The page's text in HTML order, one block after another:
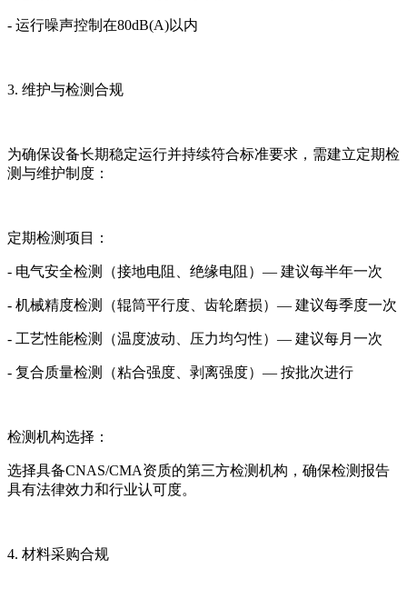
- 运行噪声控制在80dB(A)以内
3. 维护与检测合规
为确保设备长期稳定运行并持续符合标准要求，需建立定期检
测与维护制度：
定期检测项目：
- 电气安全检测（接地电阻、绝缘电阻）— 建议每半年一次
- 机械精度检测（辊筒平行度、齿轮磨损）— 建议每季度一次
- 工艺性能检测（温度波动、压力均匀性）— 建议每月一次
- 复合质量检测（粘合强度、剥离强度）— 按批次进行
检测机构选择：
选择具备CNAS/CMA资质的第三方检测机构，确保检测报告
具有法律效力和行业认可度。
4. 材料采购合规